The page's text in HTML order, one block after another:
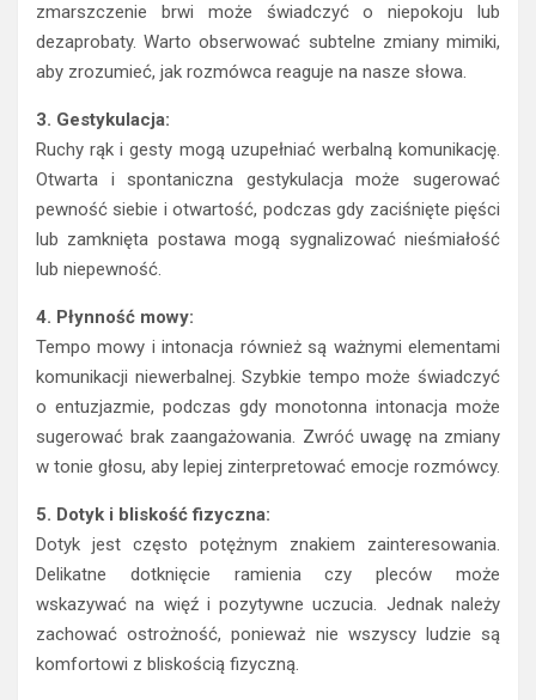
zmarszczenie brwi może świadczyć o niepokoju lub
dezaprobaty. Warto obserwować subtelne zmiany mimiki,
aby zrozumieć, jak rozmówca reaguje na nasze słowa.
3. Gestykulacja:
Ruchy rąk i gesty mogą uzupełniać werbalną komunikację.
Otwarta i spontaniczna gestykulacja może sugerować
pewność siebie i otwartość, podczas gdy zaciśnięte pięści
lub zamknięta postawa mogą sygnalizować nieśmiałość
lub niepewność.
4. Płynność mowy:
Tempo mowy i intonacja również są ważnymi elementami
komunikacji niewerbalnej. Szybkie tempo może świadczyć
o entuzjazmie, podczas gdy monotonna intonacja może
sugerować brak zaangażowania. Zwróć uwagę na zmiany
w tonie głosu, aby lepiej zinterpretować emocje rozmówcy.
5. Dotyk i bliskość fizyczna:
Dotyk jest często potężnym znakiem zainteresowania.
Delikatne dotknięcie ramienia czy pleców może
wskazywać na więź i pozytywne uczucia. Jednak należy
zachować ostrożność, ponieważ nie wszyscy ludzie są
komfortowi z bliskością fizyczną.